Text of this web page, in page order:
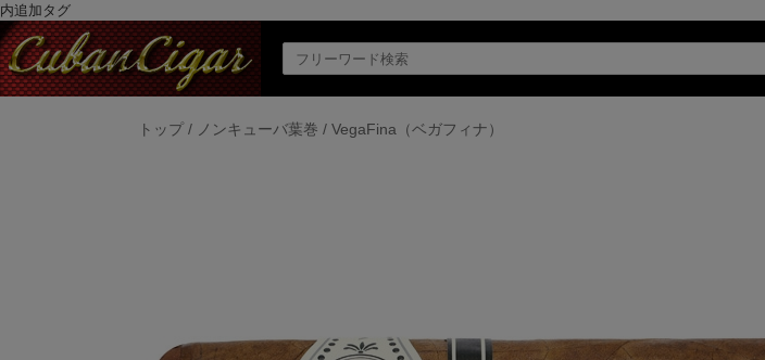
内追加タグ
トップ/ ノンキューバ葉巻 / VegaFina（ベガフィナ）